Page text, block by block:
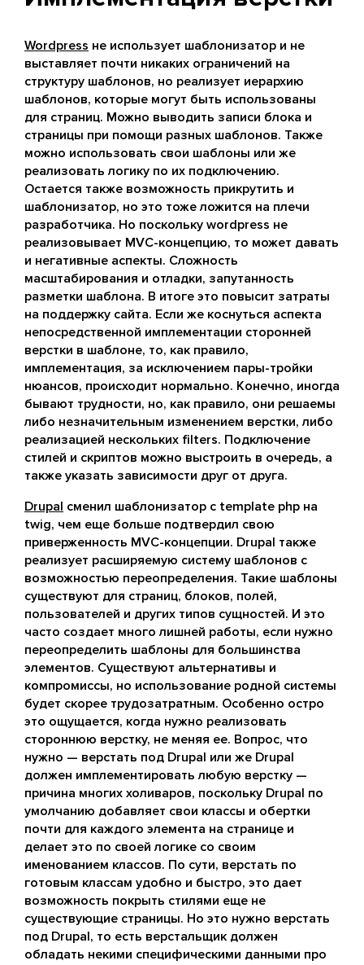
Wordpress не использует шаблонизатор и не
выставляет почти никаких ограничений на
структуру шаблонов, но реализует иерархию
шаблонов, которые могут быть использованы
для страниц. Можно выводить записи блока и
страницы при помощи разных шаблонов. Также
можно использовать свои шаблоны или же
реализовать логику по их подключению.
Остается также возможность прикрутить и
шаблонизатор, но это тоже ложится на плечи
разработчика. Но поскольку wordpress не
реализовывает MVC-концепцию, то может давать
и негативные аспекты. Сложность
масштабирования и отладки, запутанность
разметки шаблона. В итоге это повысит затраты
на поддержку сайта. Если же коснуться аспекта
непосредственной имплементации сторонней
верстки в шаблоне, то, как правило,
имплементация, за исключением пары-тройки
нюансов, происходит нормально. Конечно, иногда
бывают трудности, но, как правило, они решаемы
либо незначительным изменением верстки, либо
реализацией нескольких filters. Подключение
стилей и скриптов можно выстроить в очередь, а
также указать зависимости друг от друга.
Drupal сменил шаблонизатор c template php на
twig, чем еще больше подтвердил свою
приверженность MVC-концепции. Drupal также
реализует расширяемую систему шаблонов с
возможностью переопределения. Такие шаблоны
существуют для страниц, блоков, полей,
пользователей и других типов сущностей. И это
часто создает много лишней работы, если нужно
переопределить шаблоны для большинства
элементов. Существуют альтернативы и
компромиссы, но использование родной системы
будет скорее трудозатратным. Особенно остро
это ощущается, когда нужно реализовать
стороннюю верстку, не меняя ее. Вопрос, что
нужно — верстать под Drupal или же Drupal
должен имплементировать любую верстку —
причина многих холиваров, поскольку Drupal по
умолчанию добавляет свои классы и обертки
почти для каждого элемента на странице и
делает это по своей логике со своим
именованием классов. По сути, верстать по
готовым классам удобно и быстро, это дает
возможность покрыть стилями еще не
существующие страницы. Но это нужно верстать
под Drupal, то есть верстальщик должен
обладать некими специфическими данными про